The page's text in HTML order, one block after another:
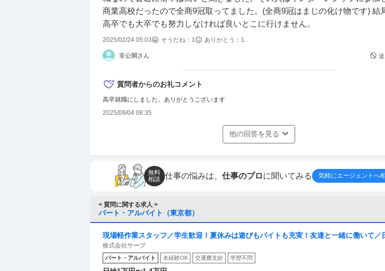
商業高校だったので全商9冠取ってました。(全商9冠はまじの化け物です) 結
高卒でも大卒でも努力しなければ良いとこに行けません。
2025/02/24 05:03 そうだね： 1 ありがとう： 1
非公開さん
質問者からのお礼コメント
高卒就職にしました。ありがとうございます
2025/09/04 08:35
他の回答を見る
無料
相談
仕事の悩みは、 仕事のプロに聞いてみる 気軽にエージェントへ
< 質問に関する求人 >
パート・アルバイト（東京都）
現場軽作業スタッフ／学生歓迎！夏休みは遊びもバイトも充実！友達と一緒に働いて／
稼いで夏休みを満喫しよう！
株式会社サーブ
パート・アルバイト 未経験OK 交通費支給 学歴不問